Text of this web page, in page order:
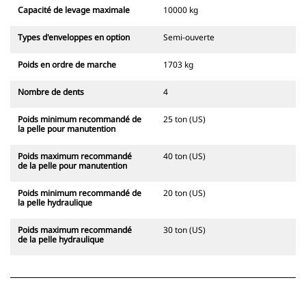
Capacité de levage maximale 10000 kg
Types d'enveloppes en option Semi-ouverte
Poids en ordre de marche 1703 kg
Nombre de dents 4
Poids minimum recommandé de
la pelle pour manutention
25 ton (US)
Poids maximum recommandé
de la pelle pour manutention
40 ton (US)
Poids minimum recommandé de
la pelle hydraulique
20 ton (US)
Poids maximum recommandé
de la pelle hydraulique
30 ton (US)